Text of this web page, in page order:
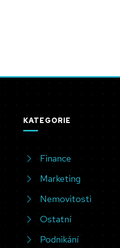
KATEGORIE
Finance
Marketing
Nemovitosti
Ostatní
Podnikání